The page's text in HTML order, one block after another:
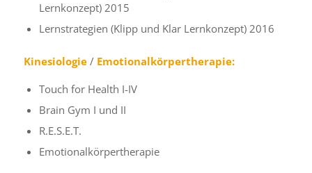
Lernkonzept) 2015
Lernstrategien (Klipp und Klar Lernkonzept) 2016
Kinesiologie/Emotionalkörpertherapie:
Touch for Health I-IV
Brain Gym I und II
R.E.S.E.T.
Emotionalkörpertherapie